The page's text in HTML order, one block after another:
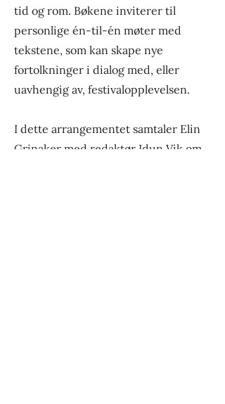
tid og rom. Bøkene inviterer til
personlige én-til-én møter med
tekstene, som kan skape nye
fortolkninger i dialog med, eller
uavhengig av, festivalopplevelsen.
I dette arrangementet samtaler Elin
Grinaker med redaktør Idun Vik om